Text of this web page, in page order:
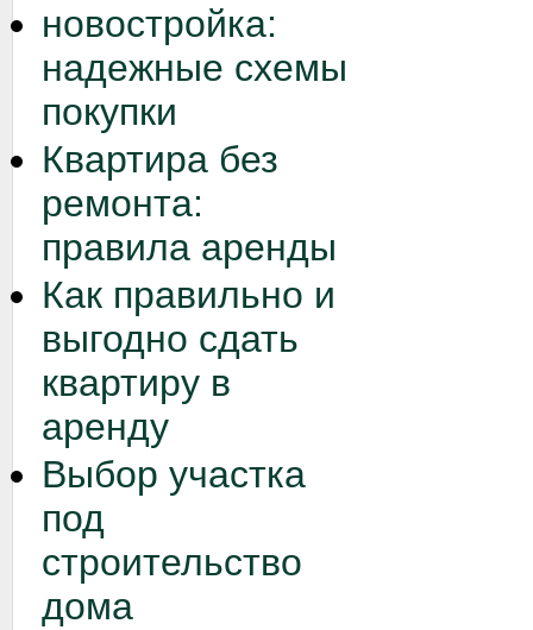
новостройка:
надежные схемы
покупки
Квартира без
ремонта:
правила аренды
Как правильно и
выгодно сдать
квартиру в
аренду
Выбор участка
под
строительство
дома